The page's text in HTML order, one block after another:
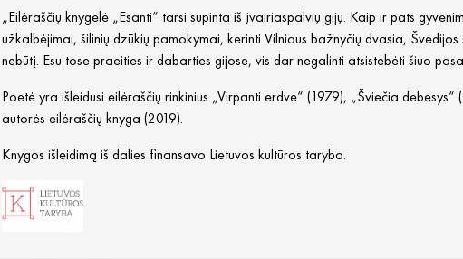
„Eilėraščių knygelė „Esanti“ tarsi supinta iš įvairiaspalvių gijų. Kaip ir pats
užkalbėjimai, šilinių dzūkių pamokymai, kerinti Vilniaus bažnyčių dvasia,
nebūtį. Esu tose praeities ir dabarties gijose, vis dar negalinti atsistebėti šiuo
Poetė yra išleidusi eilėraščių rinkinius „Virpanti erdvė“ (1979), „Šviečia
autorės eilėraščių knyga (2019).
Knygos išleidimą iš dalies finansavo Lietuvos kultūros taryba.